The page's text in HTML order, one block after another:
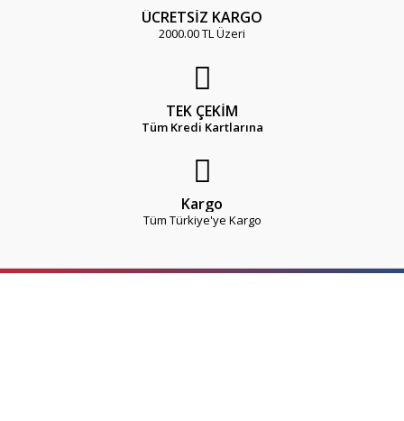
ÜCRETSİZ KARGO
2000.00 TL Üzeri
TEK ÇEKİM
Tüm Kredi Kartlarına
Kargo
Tüm Türkiye'ye Kargo